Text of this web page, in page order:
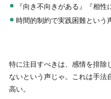
『向き不向きがある』『相
時間的制約で実践困難という
特に注目すべきは、感情を排除
ないという声じゃ。これは手
高い。